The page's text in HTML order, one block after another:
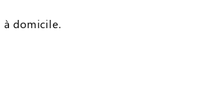
domicile.